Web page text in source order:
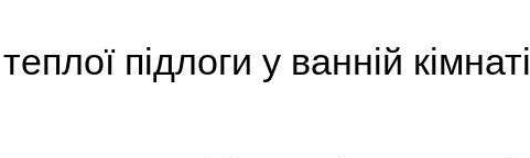
підлоги у ванній кімнаті